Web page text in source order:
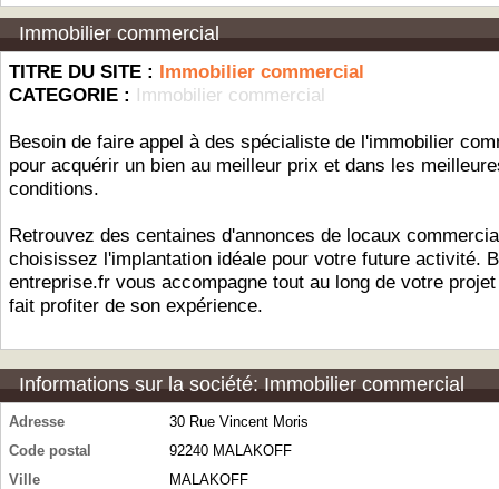
Immobilier commercial
TITRE DU SITE : Immobilier commercial
CATEGORIE : Immobilier commercial
Besoin de faire appel à des spécialiste de l'immobilier
pour acquérir un bien au meilleur prix et dans les
conditions.
Retrouvez des centaines d'annonces de locaux
choisissez l'implantation idéale pour votre future activité.
entreprise.fr vous accompagne tout au long de votre
fait profiter de son expérience.
Informations sur la société: Immobilier commercial
Adresse
30 Rue Vincent Moris
Code postal
92240 MALAKOFF
Ville
MALAKOFF